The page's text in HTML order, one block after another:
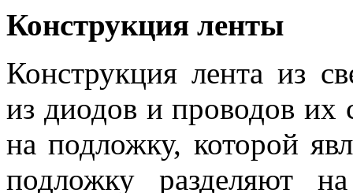
Конструкция ленты
Конструкция лента из
из диодов и проводов их
на подложку, которой
подложку разделяют